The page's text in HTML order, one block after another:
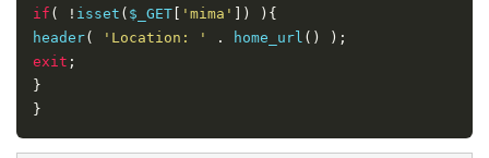
if ( ! isset ( $_GET [ 'mima' ])
){
header( 'Location: ' . home_url ()
);
exit ;
}
}